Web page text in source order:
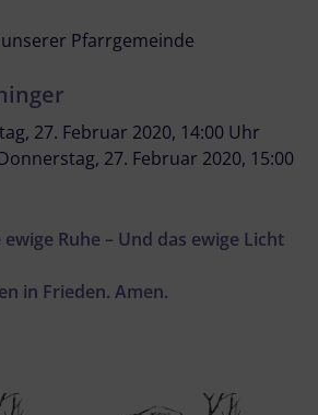
Pfarrgemeinde
27. Februar 2020, 14:00 Uhr
27. Februar 2020, 15:00
Ruhe – Und das ewige Licht
in Frieden. Amen.